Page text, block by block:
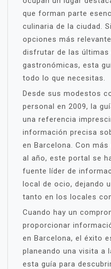
que forman parte
culinaria de la ciudad.
opciones más
disfrutar de las últimas
gastronómicas, esta
todo lo que necesitas.
Desde sus modestos
personal en 2009, la
una referencia
información precisa
en Barcelona. Con
al año, este portal se
fuente líder de
local de ocio, dejando
tanto en los locales
Cuando hay un
proporcionar
en Barcelona, el éxito
planeando una visita a
esta guía para